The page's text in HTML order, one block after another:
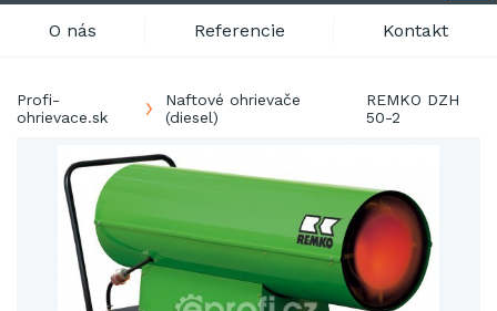
O nás Referencie Kontakt
Profi-
ohrievace.sk
Naftové ohrievače
(diesel)
REMKO DZH
50-2